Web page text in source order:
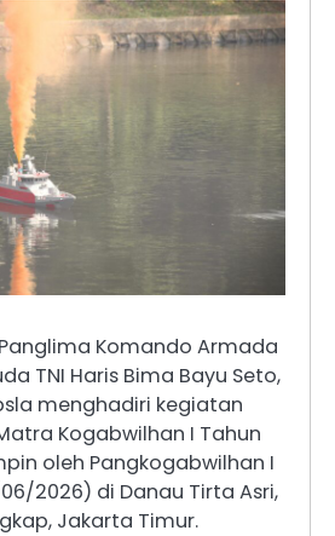
Komando Armada
TNI Haris Bima Bayu Seto,
menghadiri kegiatan
Kogabwilhan I Tahun
oleh Pangkogabwilhan I
2026) di Danau Tirta Asri,
Jakarta Timur.